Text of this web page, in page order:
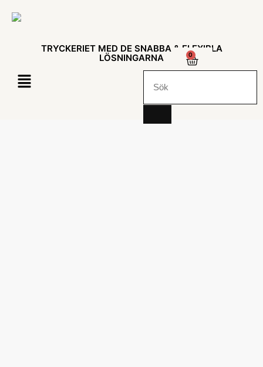
TRYCKERIET MED DE SNABBA & FLEXIBLA
LÖSNINGARNA
0